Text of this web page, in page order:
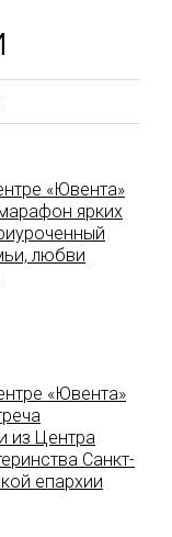
«Ювента»
ярких
любви
«Ювента»
из Центра
Санкт-
епархии